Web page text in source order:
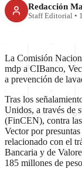
Redacción
Staff Editorial •
La Comisión
mdp a CIBanco,
a prevención de
Tras los
Unidos, a través de
(FinCEN), contra
Vector por
relacionado con el
Bancaria y de
185 millones de